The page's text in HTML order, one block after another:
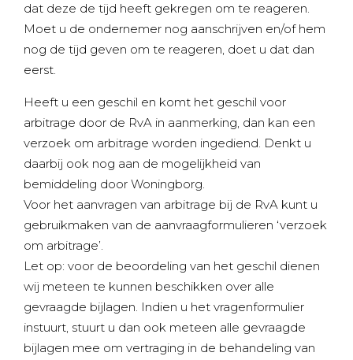
dat deze de tijd heeft gekregen om te reageren.
Moet u de ondernemer nog aanschrijven en/of hem
nog de tijd geven om te reageren, doet u dat dan
eerst.
Heeft u een geschil en komt het geschil voor
arbitrage door de RvA in aanmerking, dan kan een
verzoek om arbitrage worden ingediend. Denkt u
daarbij ook nog aan de mogelijkheid van
bemiddeling door Woningborg.
Voor het aanvragen van arbitrage bij de RvA kunt u
gebruikmaken van de aanvraagformulieren ‘verzoek
om arbitrage’.
Let op: voor de beoordeling van het geschil dienen
wij meteen te kunnen beschikken over alle
gevraagde bijlagen. Indien u het vragenformulier
instuurt, stuurt u dan ook meteen alle gevraagde
bijlagen mee om vertraging in de behandeling van